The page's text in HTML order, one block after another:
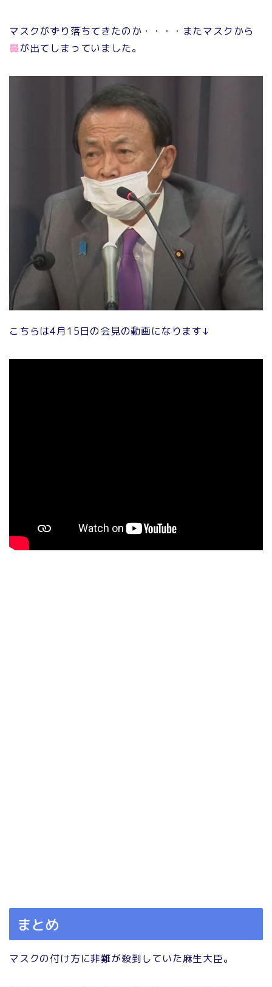
マスクがずり落ちてきたのか・・・・またマスクから
鼻が出てしまっていました。
こちらは4月15日の会見の動画になります↓
まとめ
マスクの付け方に非難が殺到していた麻生大臣。